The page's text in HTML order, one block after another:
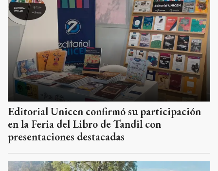
Editorial Unicen confirmó su participación
en la Feria del Libro de Tandil con
presentaciones destacadas